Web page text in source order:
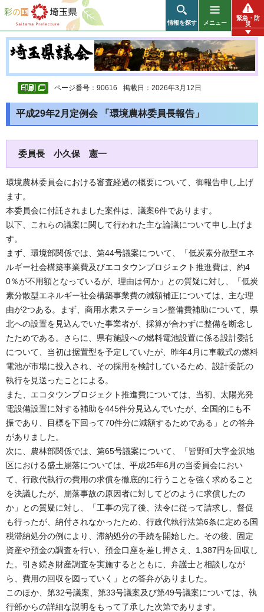
彩の国 埼玉県
情報を探す メニュー
緊急・防
災
ページ番号：90616 掲載日：2026年3月12日
平成29年2月定例会 「環境農林委員長報告」
委員長 小久保 憲一
環境農林委員会における審査経過の概要について、御報告申し上げ
ます。
本委員会に付託されました案件は、議案6件であります。
以下、これらの議案に関して行われた主な論議について申し上げま
す。
まず、環境部関係では、第44号議案について、「低炭素分散型エネ
ルギー社会構築事業費及びエコタウンプロジェクト推進費は、約4
0％が不用額となっているが、理由は何か」との質疑に対し、「低炭
素分散型エネルギー社会構築事業費の減額補正については、主な理
由が2つある。まず、商用水素ステーション整備費補助について、県
北への設置を見込んでいた事業者が、採算が合わずに整備を断念し
たためである。さらに、県有施設への燃料電池設置に係る設計委託
について、当初は据置型を予定していたが、昨年4月に車載式の燃料
電池が市場に投入され、その採用を検討しているため、設計委託の
執行を見送ったことによる。
また、エコタウンプロジェクト推進費については、当初、太陽光発
電設備設置に対する補助を445件分見込んでいたが、全国的にも不
振であり、目標を下回って70件分に減額するためである」との答弁
がありました。
次に、農林部関係では、第65号議案について、「皆野町大字金沢地
区における盛土崩落については、平成25年6月の当委員会におい
て、行政代執行の費用の求償を徹底的に行うことを強く求めること
を決議したが、崩落事故の原因者に対してどのように求償したの
か」との質疑に対し、「工事の完了後、法令に従って請求し、督促
も行ったが、納付されなかったため、行政代執行法第6条に定める国
税滞納処分の例により、滞納処分の手続を開始した。その後、固定
資産や預金の調査を行い、預金口座を差し押さえ、1,387円を回収し
た。引き続き財産調査を実施するとともに、弁護士と相談しなが
ら、費用の回収を図っていく」との答弁がありました。
このほか、第32号議案、第33号議案及び第49号議案については、執
行部からの詳細な説明をもって了承した次第であります。